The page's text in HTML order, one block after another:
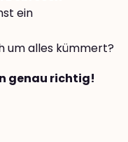
ein
um alles kümmert?
genau richtig!